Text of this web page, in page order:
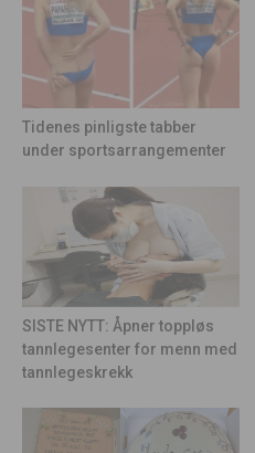
Tidenes pinligste tabber
under sportsarrangementer
SISTE NYTT: Åpner toppløs
tannlegesenter for menn med
tannlegeskrekk